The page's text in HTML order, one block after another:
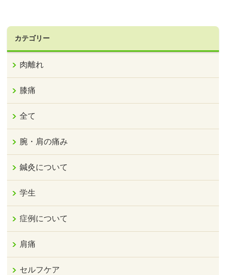
カテゴリー
肉離れ
膝痛
全て
腕・肩の痛み
鍼灸について
学生
症例について
肩痛
セルフケア